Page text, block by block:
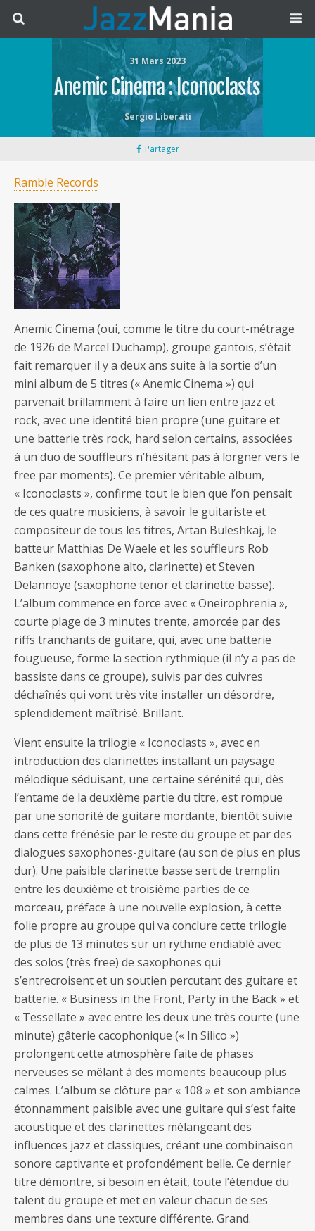
31 Mars 2023
Anemic Cinema : Iconoclasts
Sergio Liberati
Partager
Ramble Records
Anemic Cinema (oui, comme le titre du court-métrage
de 1926 de Marcel Duchamp), groupe gantois, s’était
fait remarquer il y a deux ans suite à la sortie d’un
mini album de 5 titres (« Anemic Cinema ») qui
parvenait brillamment à faire un lien entre jazz et
rock, avec une identité bien propre (une guitare et
une batterie très rock, hard selon certains, associées
à un duo de souffleurs n’hésitant pas à lorgner vers le
free par moments). Ce premier véritable album,
« Iconoclasts », confirme tout le bien que l’on pensait
de ces quatre musiciens, à savoir le guitariste et
compositeur de tous les titres, Artan Buleshkaj, le
batteur Matthias De Waele et les souffleurs Rob
Banken (saxophone alto, clarinette) et Steven
Delannoye (saxophone tenor et clarinette basse).
L’album commence en force avec « Oneirophrenia »,
courte plage de 3 minutes trente, amorcée par des
riffs tranchants de guitare, qui, avec une batterie
fougueuse, forme la section rythmique (il n’y a pas de
bassiste dans ce groupe), suivis par des cuivres
déchaînés qui vont très vite installer un désordre,
splendidement maîtrisé. Brillant.
Vient ensuite la trilogie « Iconoclasts », avec en
introduction des clarinettes installant un paysage
mélodique séduisant, une certaine sérénité qui, dès
l’entame de la deuxième partie du titre, est rompue
par une sonorité de guitare mordante, bientôt suivie
dans cette frénésie par le reste du groupe et par des
dialogues saxophones-guitare (au son de plus en plus
dur). Une paisible clarinette basse sert de tremplin
entre les deuxième et troisième parties de ce
morceau, préface à une nouvelle explosion, à cette
folie propre au groupe qui va conclure cette trilogie
de plus de 13 minutes sur un rythme endiablé avec
des solos (très free) de saxophones qui
s’entrecroisent et un soutien percutant des guitare et
batterie. « Business in the Front, Party in the Back » et
« Tessellate » avec entre les deux une très courte (une
minute) gâterie cacophonique (« In Silico »)
prolongent cette atmosphère faite de phases
nerveuses se mêlant à des moments beaucoup plus
calmes. L’album se clôture par « 108 » et son ambiance
étonnamment paisible avec une guitare qui s’est faite
acoustique et des clarinettes mélangeant des
influences jazz et classiques, créant une combinaison
sonore captivante et profondément belle. Ce dernier
titre démontre, si besoin en était, toute l’étendue du
talent du groupe et met en valeur chacun de ses
membres dans une texture différente. Grand.